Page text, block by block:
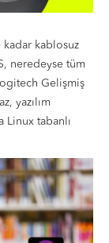
kadar kablosuz
neredeyse tüm
Gelişmiş
yazılım
Linux tabanlı